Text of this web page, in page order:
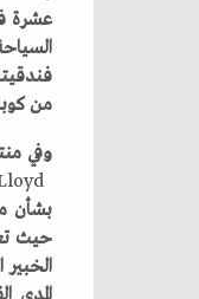
‬من‭ ‬كوبا،‭ ‬وفقا‭ ‬لمصادر‭ ‬أخرى‭ ‬مطلعة‭ ‬على‭ ‬الأمر‭.‬
وفي‭ ‬منتصف‭ ‬مايو،‭ ‬أعلنت‭ ‬شركة‭ ‬الشحن‭ ‬الفرنسية‭ ‬سي‭ ‬إم‭ ‬آ‭ - ‬سي‭ ‬جي‭ ‬إم‭ ‬